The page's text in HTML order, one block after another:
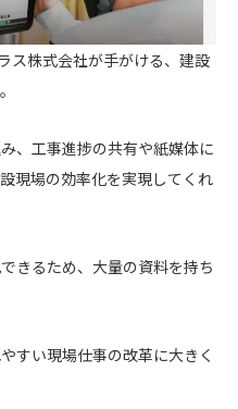
ス株式会社が手がける、建設
、工事進捗の共有や紙媒体に
現場の効率化を実現してくれ
きるため、大量の資料を持ち
すい現場仕事の改革に大きく